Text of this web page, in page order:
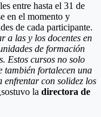
entre hasta el 31 de
en el momento y
de cada participante.
a las y los docentes en
de formación
Estos cursos no solo
también fortalecen una
con solidez los
sostuvo la directora de